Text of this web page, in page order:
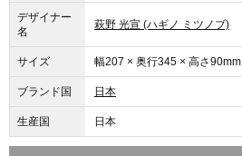
デザイナー
名
萩野 光宣 (ハギノ ミツノブ)
サイズ 幅207 × 奥行345 × 高さ90mm
ブランド国 日本
生産国 日本